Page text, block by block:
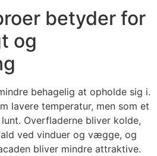
betyder for
og
behagelig at opholde sig i.
lavere temperatur, men som et
Overfladerne bliver kolde,
ved vinduer og vægge, og
bliver mindre attraktive.